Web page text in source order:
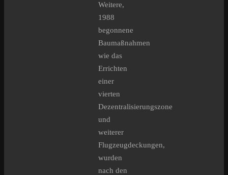
Weitere,
1988
begonnene
Baumaßnahmen
wie das
Errichten
einer
vierten
Dezentralisierungszone
und
weiterer
Flugzeugdeckungen,
wurden
nach den